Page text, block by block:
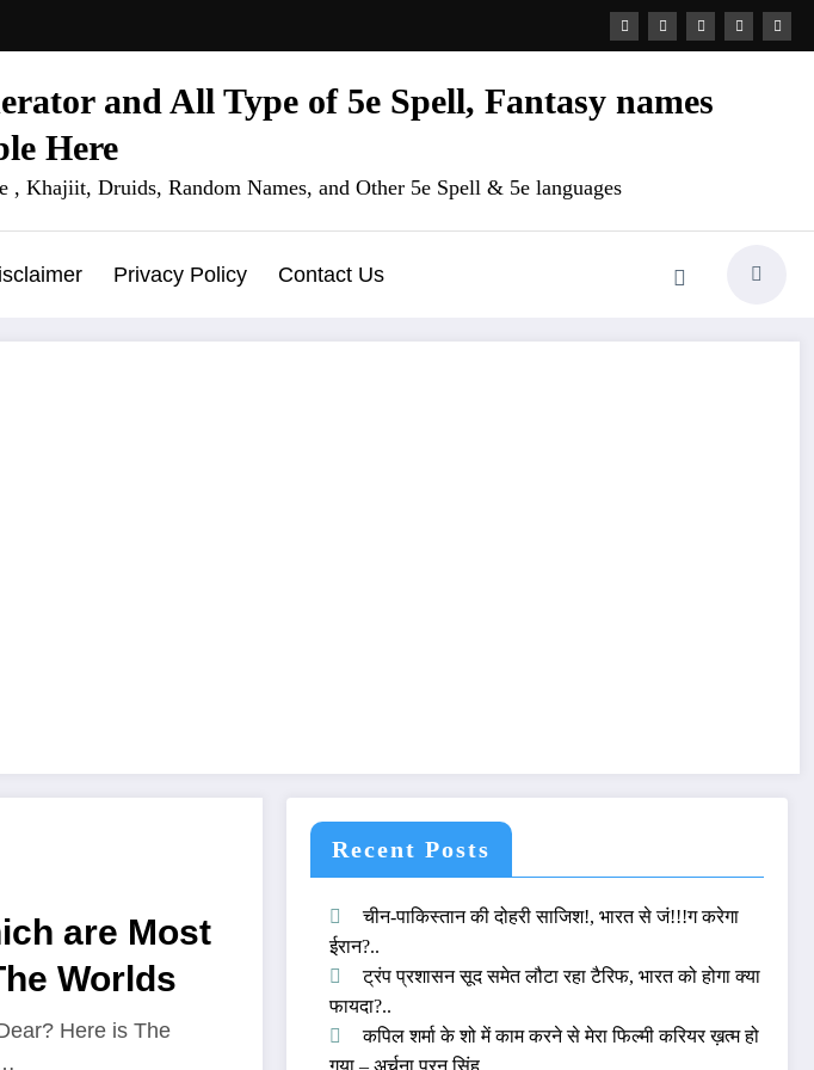
and All Type of 5e Spell, Fantasy names
Here
Khajiit, Druids, Random Names, and Other 5e Spell & 5e languages
Privacy Policy Contact Us
are Most
Worlds
Here is The
Recent Posts
चीन-पाकिस्तान की दोहरी साजिश!, भारत से जं!!!ग करेगा
ईरान?..
ट्रंप प्रशासन सूद समेत लौटा रहा टैरिफ, भारत को होगा क्या
फायदा?..
कपिल शर्मा के शो में काम करने से मेरा फिल्मी करियर ख़त्म हो
गया – अर्चना पूरन सिंह..